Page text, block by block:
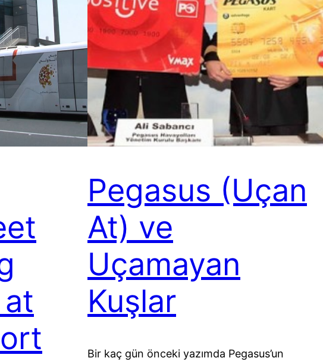
Pegasus (Uçan
At) ve
Uçamayan
Kuşlar
Bir kaç gün önceki yazımda Pegasus’un